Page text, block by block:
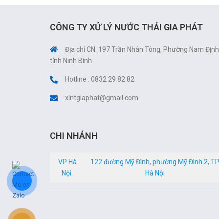
CÔNG TY XỬ LÝ NƯỚC THẢI GIA PHÁT
Địa chỉ CN: 197 Trần Nhân Tông, Phường Nam
tỉnh Ninh Bình
Hotline : 0832 29 82 82
xlntgiaphat@gmail.com
CHI NHÁNH
VP Hà
Nội:
122 đường Mỹ Đình, phường Mỹ Đình 2, TP
Hà Nội